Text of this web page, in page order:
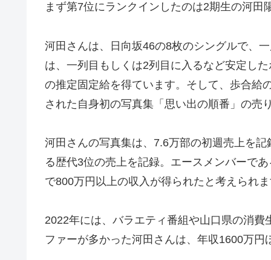
まず第7位にランクインしたのは2期生の河田
河田さんは、日向坂46の8枚のシングルで、
は、一列目もしくは2列目に入るなど安定し
の推定固定給を得ています。そして、歩合給
された自身初の写真集「思い出の順番」の売
河田さんの写真集は、7.6万部の初週売上を
る歴代3位の売上を記録。エースメンバーで
で800万円以上の収入が得られたと考えられ
2022年には、バラエティ番組や山口県の消
ファーが多かった河田さんは、年収1600万円